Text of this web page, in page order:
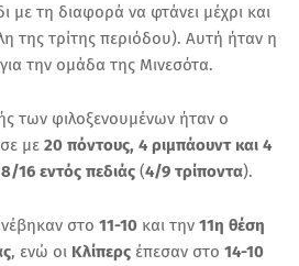
με τη διαφορά να φτάνει μέχρι και
της τρίτης περιόδου). Αυτή ήταν η
την ομάδα της Μινεσότα.
των φιλοξενουμένων ήταν ο
με 20 πόντους, 4 ριμπάουντ και 4
16 εντός πεδιάς (4/9 τρίποντα).
στο 11-10 και την 11η θέση
, ενώ οι Κλίπερς έπεσαν στο 14-10